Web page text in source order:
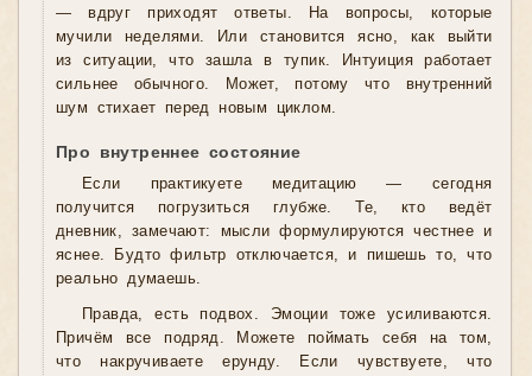
— вдруг приходят ответы. На вопросы, которые
мучили неделями. Или становится ясно, как выйти
из ситуации, что зашла в тупик. Интуиция работает
сильнее обычного. Может, потому что внутренний
шум стихает перед новым циклом.
Про внутреннее состояние
Если практикуете медитацию — сегодня
получится погрузиться глубже. Те, кто ведёт
дневник, замечают: мысли формулируются честнее и
яснее. Будто фильтр отключается, и пишешь то, что
реально думаешь.
Правда, есть подвох. Эмоции тоже усиливаются.
Причём все подряд. Можете поймать себя на том,
что накручиваете ерунду. Если чувствуете, что